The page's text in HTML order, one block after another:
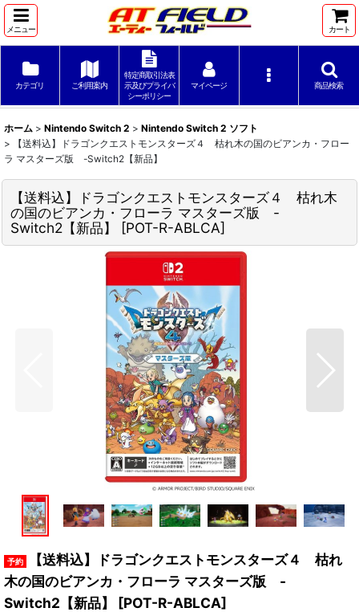
メニュー カート
カテゴリ ご利用案内
特定商取引法表
示及びプライバ
シーポリシー
マイページ 商品検索
ホーム > Nintendo Switch 2 > Nintendo Switch 2 ソフト
>
【送料込】ドラゴンクエストモンスターズ４ 枯れ木の国のビアンカ・フロー
ラ マスターズ版 -Switch2【新品】
【送料込】ドラゴンクエストモンスターズ４ 枯れ木
の国のビアンカ・フローラ マスターズ版 -
Switch2【新品】
[POT-R-ABLCA]
【送料込】ドラゴンクエストモンスターズ４ 枯れ
木の国のビアンカ・フローラ マスターズ版 -
Switch2【新品】
[POT-R-ABLCA]